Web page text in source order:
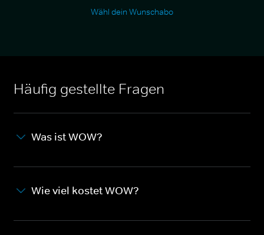
Wähl dein Wunschabo
Häufig gestellte Fragen
Was ist WOW?
Wie viel kostet WOW?